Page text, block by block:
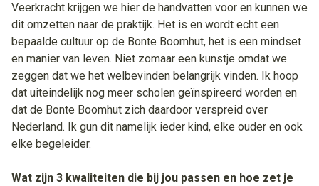
Veerkracht krijgen we hier de handvatten voor en kunnen we
dit omzetten naar de praktijk. Het is en wordt echt een
bepaalde cultuur op de Bonte Boomhut, het is een mindset
en manier van leven. Niet zomaar een kunstje omdat we
zeggen dat we het welbevinden belangrijk vinden. Ik hoop
dat uiteindelijk nog meer scholen geïnspireerd worden en
dat de Bonte Boomhut zich daardoor verspreid over
Nederland. Ik gun dit namelijk ieder kind, elke ouder en ook
elke begeleider.
Wat zijn 3 kwaliteiten die bij jou passen en hoe zet je